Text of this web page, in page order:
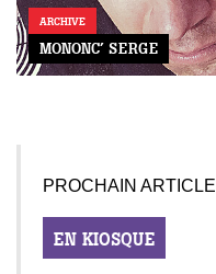
ARCHIVE
MONONC’ SERGE
PROCHAIN ARTICLE
EN KIOSQUE